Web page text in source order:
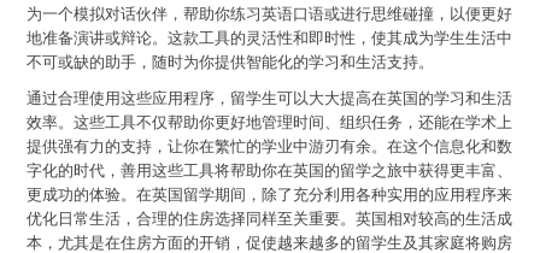
为一个模拟对话伙伴，帮助你练习英语口语或进行思维碰撞，以便更好
地准备演讲或辩论。这款工具的灵活性和即时性，使其成为学生生活中
不可或缺的助手，随时为你提供智能化的学习和生活支持。
通过合理使用这些应用程序，留学生可以大大提高在英国的学习和生活
效率。这些工具不仅帮助你更好地管理时间、组织任务，还能在学术上
提供强有力的支持，让你在繁忙的学业中游刃有余。在这个信息化和数
字化的时代，善用这些工具将帮助你在英国的留学之旅中获得更丰富、
更成功的体验。在英国留学期间，除了充分利用各种实用的应用程序来
优化日常生活，合理的住房选择同样至关重要。英国相对较高的生活成
本，尤其是在住房方面的开销，促使越来越多的留学生及其家庭将购房